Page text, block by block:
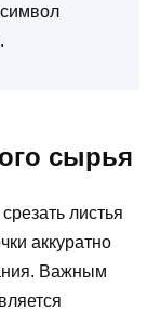
сырья
листья
аккуратно
Важным